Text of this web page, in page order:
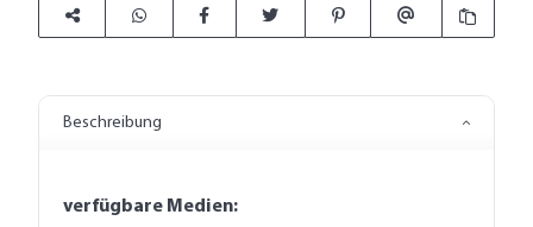
Beschreibung
verfügbare Medien: